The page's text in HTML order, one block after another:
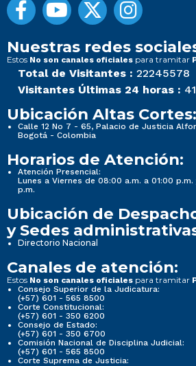
Nuestras redes
Estos No son canales oficiales para tramitar
Total de Visitantes : 22245578
Visitantes Últimas 24 horas :
Ubicación Altas Cortes:
Calle 12 No 7 - 65, Palacio de Justicia
Bogotá - Colombia
Horarios de Atención:
Atención Presencial:
Lunes a Viernes de 08:00 a.m. a 01:00
p.m.
Ubicación de
y Sedes
Directorio Nacional
Canales de atención:
Estos No son canales oficiales para tramitar
Consejo Superior de la Judicatura:
(+57) 601 - 565 8500
Corte Constitucional:
(+57) 601 - 350 6200
Consejo de Estado:
(+57) 601 - 350 6700
Comisión Nacional de Disciplina Judicial:
(+57) 601 - 565 8500
Corte Suprema de Justicia: